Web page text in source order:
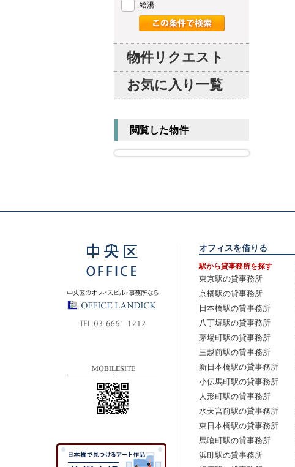
給湯
物件リクエスト
お気に入り一覧
閲覧した物件
オフィスを借りる
駅から貸事務所を探す
東京駅の貸事務所
京橋駅の貸事務所
日本橋駅の貸事務所
八丁堀駅の貸事務所
茅場町駅の貸事務所
三越前駅の貸事務所
新日本橋駅の貸事務所
小伝馬町駅の貸事務所
人形町駅の貸事務所
水天宮前駅の貸事務所
東日本橋駅の貸事務所
馬喰町駅の貸事務所
浜町駅の貸事務所